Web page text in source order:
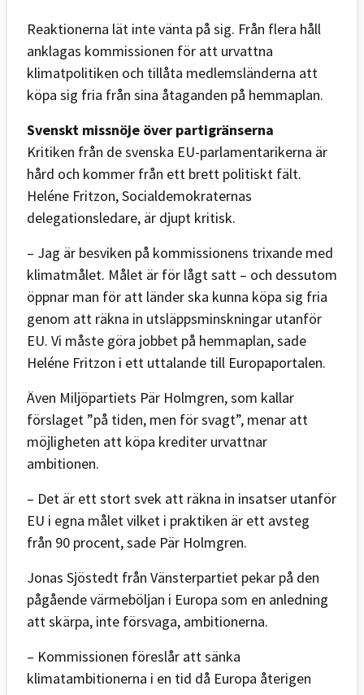
Reaktionerna lät inte vänta på sig. Från flera håll
anklagas kommissionen för att urvattna
klimatpolitiken och tillåta medlemsländerna att
köpa sig fria från sina åtaganden på hemmaplan.
Svenskt missnöje över partigränserna
Kritiken från de svenska EU-parlamentarikerna är
hård och kommer från ett brett politiskt fält.
Heléne Fritzon, Socialdemokraternas
delegationsledare, är djupt kritisk.
– Jag är besviken på kommissionens trixande med
klimatmålet. Målet är för lågt satt – och dessutom
öppnar man för att länder ska kunna köpa sig fria
genom att räkna in utsläppsminskningar utanför
EU. Vi måste göra jobbet på hemmaplan, sade
Heléne Fritzon i ett uttalande till Europaportalen.
Även Miljöpartiets Pär Holmgren, som kallar
förslaget ”på tiden, men för svagt”, menar att
möjligheten att köpa krediter urvattnar
ambitionen.
– Det är ett stort svek att räkna in insatser utanför
EU i egna målet vilket i praktiken är ett avsteg
från 90 procent, sade Pär Holmgren.
Jonas Sjöstedt från Vänsterpartiet pekar på den
pågående värmeböljan i Europa som en anledning
att skärpa, inte försvaga, ambitionerna.
– Kommissionen föreslår att sänka
klimatambitionerna i en tid då Europa återigen